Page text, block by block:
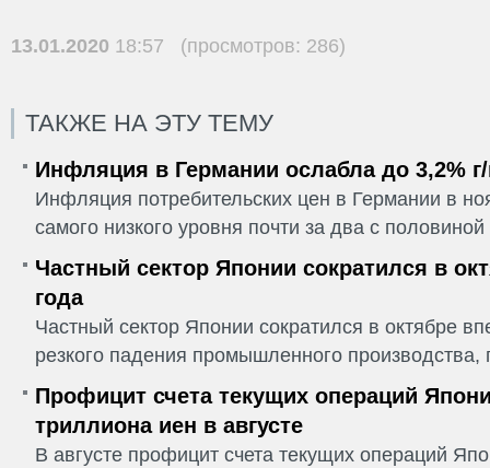
13.01.2020 18:57 (просмотров: 286)
ТАКЖЕ НА ЭТУ ТЕМУ
Инфляция в Германии ослабла до 3,2%
Инфляция потребительских цен в Германии в
самого низкого уровня почти за два с половиной
Частный сектор Японии сократился в
года
Частный сектор Японии сократился в октябре
резкого падения промышленного производства,
Профицит счета текущих операций
триллиона иен в августе
В августе профицит счета текущих операций